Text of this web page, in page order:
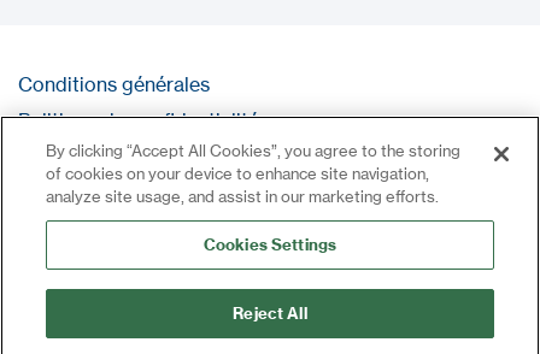
Conditions générales
Politique de confidentialité
Contact
Se connecter
Plan du site
By clicking “Accept All Cookies”, you agree to the storing
of cookies on your device to enhance site navigation,
analyze site usage, and assist in our marketing efforts.
Cookies Settings
Reject All